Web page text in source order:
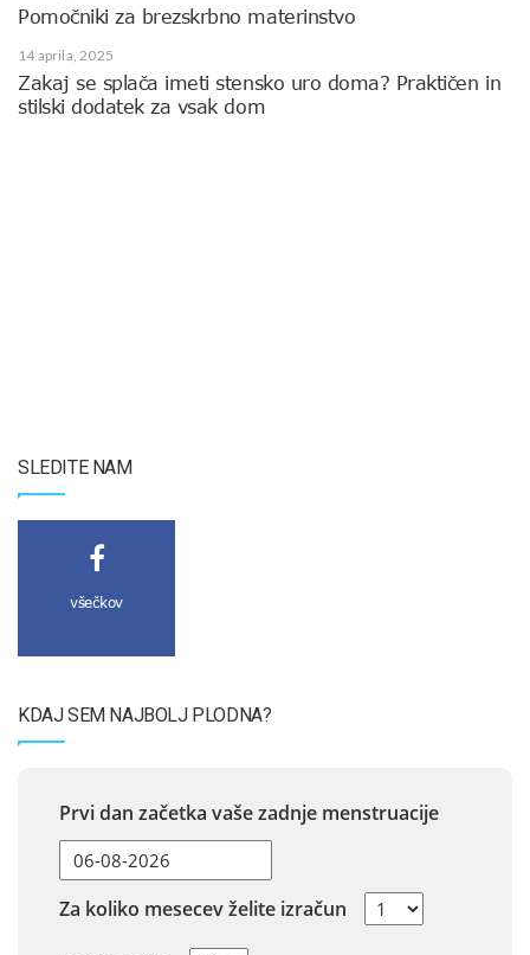
Pomočniki za brezskrbno materinstvo
14 aprila, 2025
Zakaj se splača imeti stensko uro doma? Praktičen in
stilski dodatek za vsak dom
SLEDITE NAM
všečkov
KDAJ SEM NAJBOLJ PLODNA?
Prvi dan začetka vaše zadnje menstruacije
Za koliko mesecev želite izračun